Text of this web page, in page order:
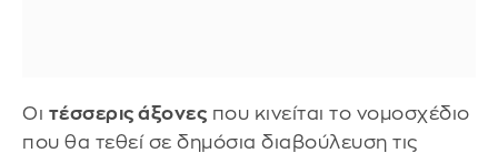
Οι τέσσερις άξονες που κινείται το νομοσχέδιο
που θα τεθεί σε δημόσια διαβούλευση τις